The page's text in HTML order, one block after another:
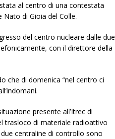
al centro di una contestata
di Gioia del Colle.
del centro nucleare dalle due
con il direttore della
che di domenica “nel centro ci
presente all’Itrec di
trasloco di materiale radioattivo
centraline di controllo sono